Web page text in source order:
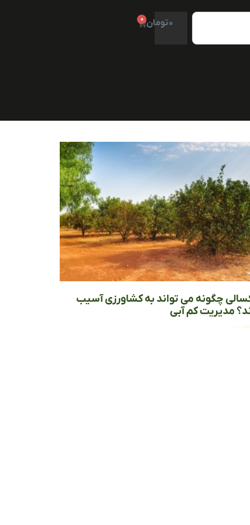
0تومان 0
چگونه می تواند به کشاورزی آسیب
مدیریت کم آبی
»